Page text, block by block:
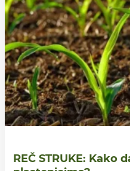
REČ STRUKE: